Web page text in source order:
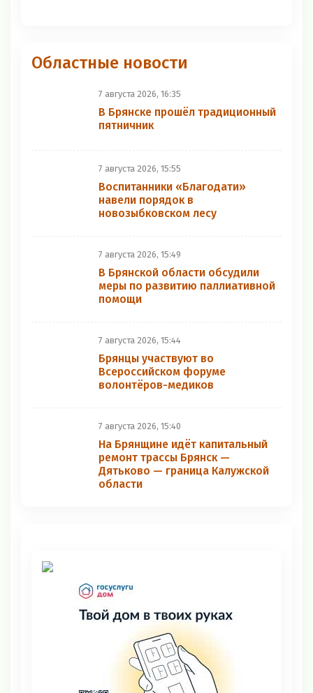
Областные новости
7 августа 2026, 16:35
В Брянске прошёл традиционный
пятничник
7 августа 2026, 15:55
Воспитанники «Благодати»
навели порядок в
новозыбковском лесу
7 августа 2026, 15:49
В Брянской области обсудили
меры по развитию паллиативной
помощи
7 августа 2026, 15:44
Брянцы участвуют во
Всероссийском форуме
волонтёров-медиков
7 августа 2026, 15:40
На Брянщине идёт капитальный
ремонт трассы Брянск —
Дятьково — граница Калужской
области